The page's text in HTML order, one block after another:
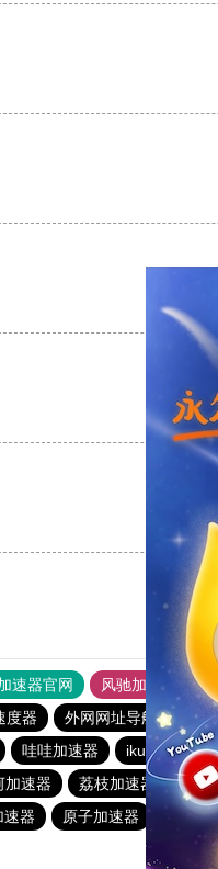
速器官网 风驰加速器
度器 外网网址导航 软
哇哇加速器 ikuuu.me加
加速器 荔枝加速器 蜜蜂
速器 原子加速器 1元机